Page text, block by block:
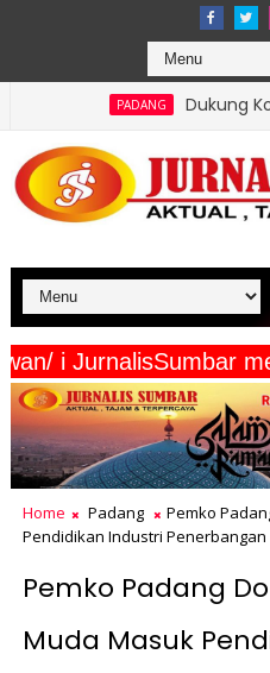
Dukung Kota Padang Jadi
Wartawan/ i
Home Padang
Pemko
Pendidikan Industri Penerbangan
Pemko Padang
Muda Masuk